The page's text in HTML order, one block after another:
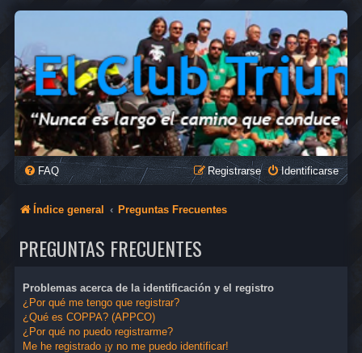
FAQ Identificarse
Registrarse
Índice general Preguntas Frecuentes
PREGUNTAS FRECUENTES
Problemas acerca de la identificación y el registro
¿Por qué me tengo que registrar?
¿Qué es COPPA? (APPCO)
¿Por qué no puedo registrarme?
Me he registrado ¡y no me puedo identificar!